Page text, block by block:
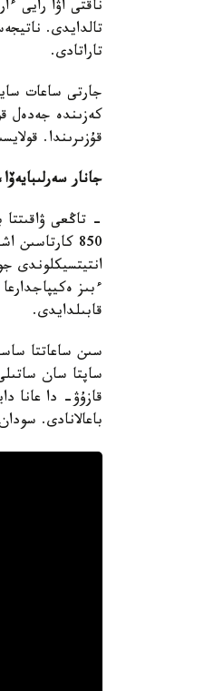
تالدايدى.
تاراتادى.
جارتى ساعات
كەزىندە جەدەل
قۇزىرىندا.
جانار
- تاڭعى ۋاقىتتا
850
انتيتسيكلوندى
ءبىز
قابىلدايدى.
سىن ساعاتتا
ساپتا سان
قازۇۋ- دا عانا
باعالانادى.